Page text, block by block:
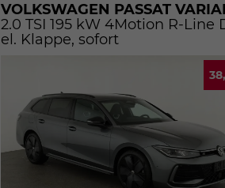
VOLKSWAGEN PASSAT
2.0 TSI 195 kW 4Motion R-Line
el. Klappe, sofort